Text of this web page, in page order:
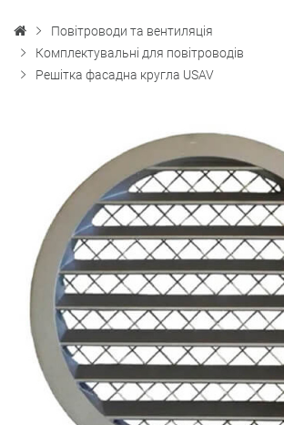
Повітроводи та вентиляція
Комплектувальні для повітроводів
Решітка фасадна кругла USAV